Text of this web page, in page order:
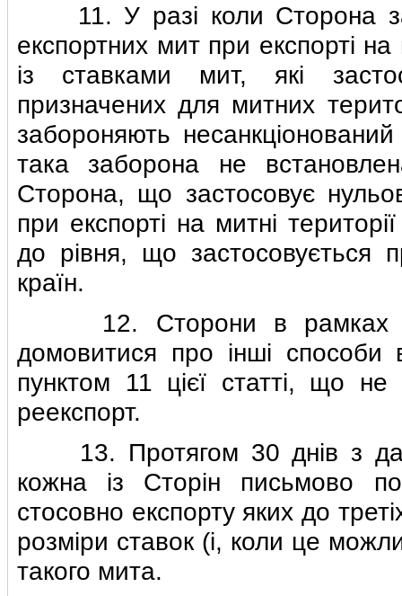
11. У разi коли Сторона
експортних мит при експортi
iз ставками мит, якi
призначених для митних
забороняють
така заборона не
Сторона, що застосовує
при експортi на митнi
до рiвня, що застосовується
країн.
12. Сторони в рамках
домовитися про iншi способи
пунктом 11 цiєї статтi, що не
реекспорт.
13. Протягом 30 днiв з
кожна iз Сторiн письмово
стосовно експорту яких до
розмiри ставок (i, коли це
такого мита.